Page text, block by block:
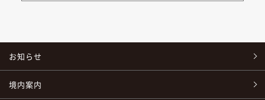
お知らせ
境内案内